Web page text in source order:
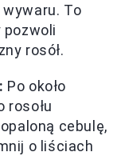
To
pozwoli
rosół.
Po około
rosołu
cebulę,
o liściach